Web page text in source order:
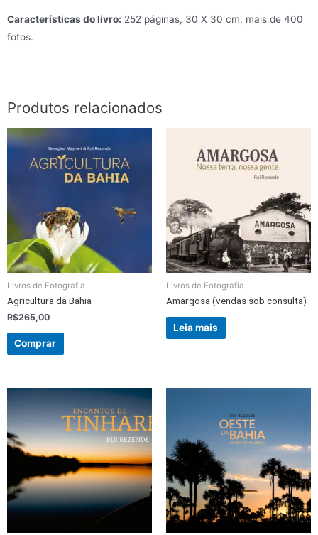
Características do livro: 252 páginas, 30 X 30 cm, mais de 400
fotos.
Produtos relacionados
Livros de Fotografia
Agricultura da Bahia
R$265,00
Comprar
Livros de Fotografia
Amargosa (vendas sob consulta)
Leia mais